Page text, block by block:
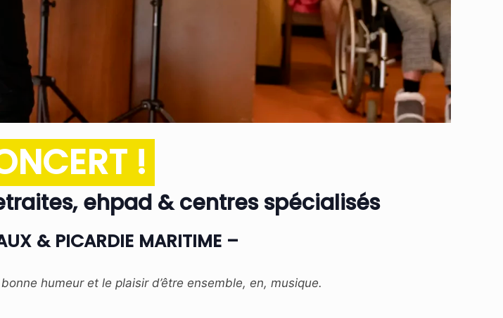
!
ehpad & centres spécialisés
& PICARDIE MARITIME –
humeur et le plaisir d’être ensemble, en, musique.